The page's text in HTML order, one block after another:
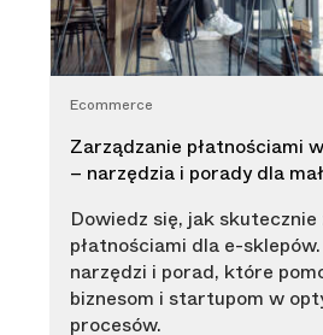
Ecommerce
Zarządzanie płatnościami
– narzędzia i porady dla
Dowiedz się, jak
płatnościami dla e-
narzędzi i porad, które
biznesom i startupom w
procesów.